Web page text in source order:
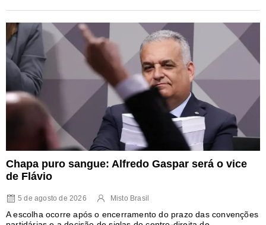
Chapa puro sangue: Alfredo Gaspar será o vice
de Flávio
5 de agosto de 2026 Misto Brasil
A escolha ocorre após o encerramento do prazo das convenções